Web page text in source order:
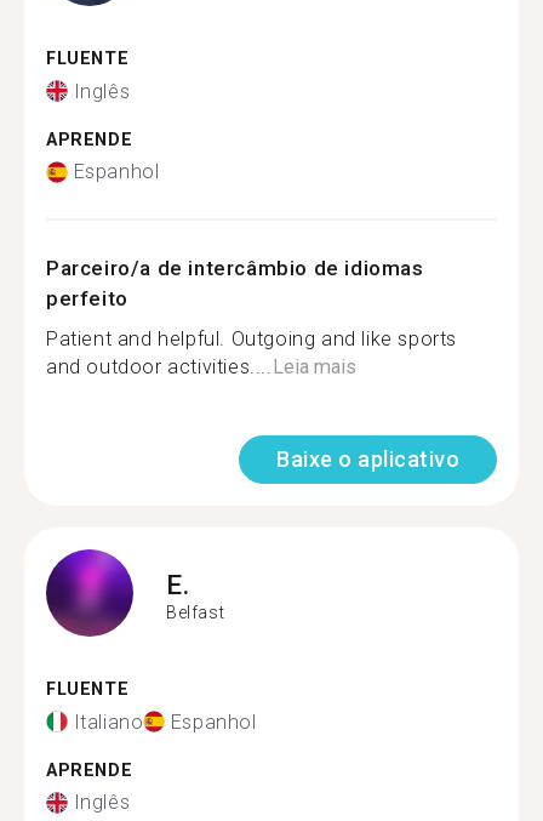
FLUENTE
Inglês
APRENDE
Espanhol
Parceiro/a de intercâmbio de idiomas
perfeito
Patient and helpful. Outgoing and like sports
and outdoor activities....Leia mais
Baixe o aplicativo
E.
Belfast
FLUENTE
Italiano Espanhol
APRENDE
Inglês